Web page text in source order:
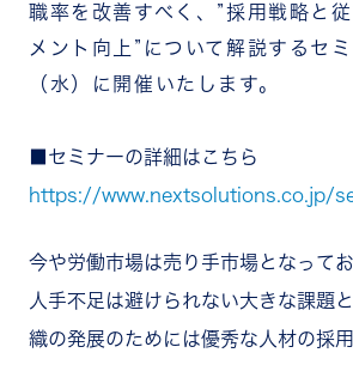
職率を改善すべく、”採用戦略と
メント向上”について解説するセ
（水）に開催いたします。
■セミナーの詳細はこちら
https://www.nextsolutions.co.jp/
今や労働市場は売り手市場となって
人手不足は避けられない大きな課題
織の発展のためには優秀な人材の採